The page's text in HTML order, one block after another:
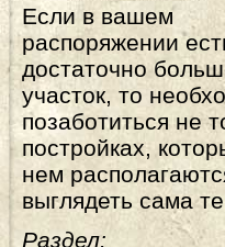
Если в вашем
распоряжении
достаточно
участок, то
позаботиться не
постройках,
нем
выглядеть сама
Раздел: